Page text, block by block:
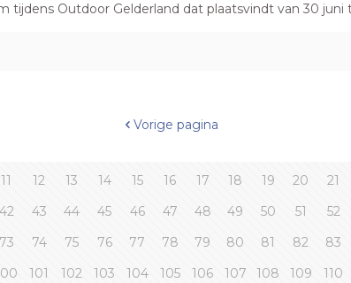
Outdoor Gelderland dat plaatsvindt van 30
Vorige pagina
11 12 13 14 15 16 17 18 19 20 21
42 43 44 45 46 47 48 49 50 51 52
73 74 75 76 77 78 79 80 81 82 83
101 102 103 104 105 106 107 108 109 110